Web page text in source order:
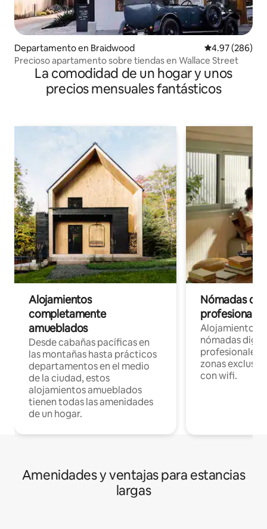
Departamento en Braidwood Calificación
4.97 (286)
Precioso apartamento sobre tiendas en Wallace Street
La comodidad de un hogar y unos
precios mensuales fantásticos
Alojamientos
completamente
amueblados
Desde cabañas pacíficas en
las montañas hasta prácticos
departamentos en el medio
de la ciudad, estos
alojamientos amueblados
tienen todas las amenidades
de un hogar.
Nómadas
Alojamientos
nómadas
profesionales
zonas
con wifi.
Amenidades y ventajas para estancias
largas